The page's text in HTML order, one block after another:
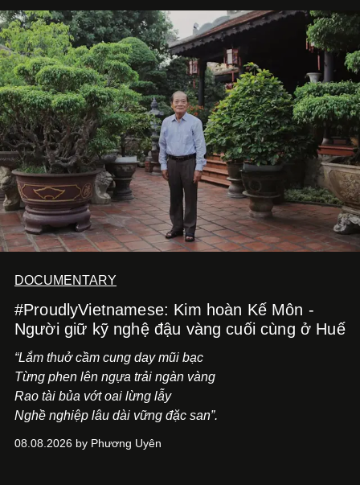
bằng một tâm thế điềm tĩnh hơn. Anh tiếp tục học hỏi, trau
dồi và chờ đợi những vai diễn đủ sức đưa mình đến
những vùng đất mới. Ở tuổi ngoài 30, điều anh theo đuổi
không phải những đích đến quá lớn, mà là khả năng luôn
tiến về phía trước.
DOCUMENTARY
#ProudlyVietnamese: Kim hoàn Kế Môn -
Người giữ kỹ nghệ đậu vàng cuối cùng ở Huế
“Lắm thuở cầm cung day mũi bạc
Từng phen lên ngựa trải ngàn vàng
Rao tài bủa vớt oai lừng lẫy
Nghề nghiệp lâu dài vững đặc san”.
08.08.2026 by Phương Uyên